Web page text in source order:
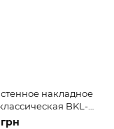
накладное
BKL-
plomyk